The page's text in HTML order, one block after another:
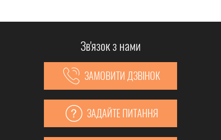
Зв'язок з нами
ЗАМОВИТИ ДЗВІНОК
ЗАДАЙТЕ ПИТАННЯ